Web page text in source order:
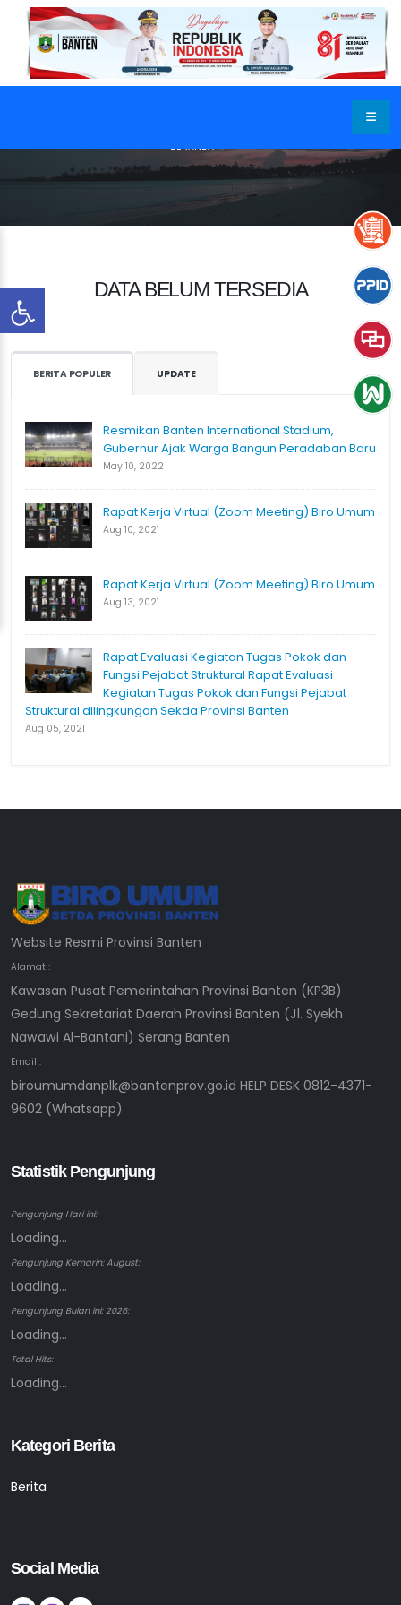
BERANDA
DATA BELUM TERSEDIA
BERITA POPULER UPDATE
Resmikan Banten International Stadium,
Gubernur Ajak Warga Bangun Peradaban Baru
May 10, 2022
Rapat Kerja Virtual (Zoom Meeting) Biro Umum
Aug 10, 2021
Rapat Kerja Virtual (Zoom Meeting) Biro Umum
Aug 13, 2021
Rapat Evaluasi Kegiatan Tugas Pokok dan
Fungsi Pejabat Struktural Rapat Evaluasi
Kegiatan Tugas Pokok dan Fungsi Pejabat
Struktural dilingkungan Sekda Provinsi Banten
Aug 05, 2021
Website Resmi Provinsi Banten
Alamat :
Kawasan Pusat Pemerintahan Provinsi Banten (KP3B)
Gedung Sekretariat Daerah Provinsi Banten (Jl. Syekh
Nawawi Al-Bantani) Serang Banten
Email :
biroumumdanplk@bantenprov.go.id HELP DESK 0812-4371-
9602 (Whatsapp)
Statistik Pengunjung
Pengunjung Hari ini:
Loading...
Pengunjung Kemarin: August:
Loading...
Pengunjung Bulan ini: 2026:
Loading...
Total Hits:
Loading...
Kategori Berita
Berita
Social Media